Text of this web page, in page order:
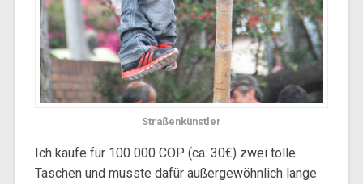
Straßenkünstler
Ich kaufe für 100 000 COP (ca. 30€) zwei tolle
Taschen und musste dafür außergewöhnlich lange